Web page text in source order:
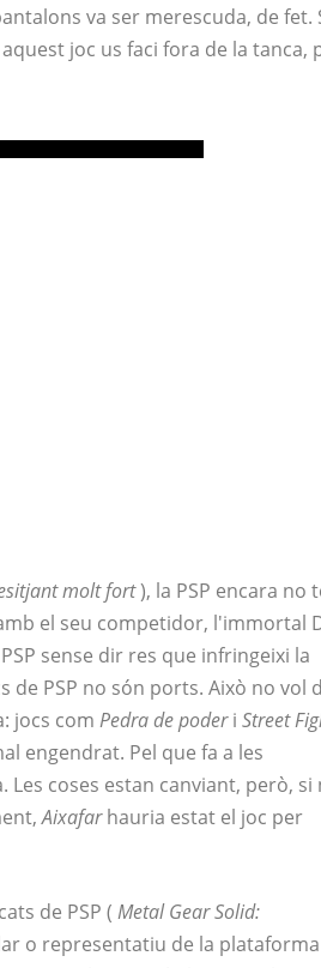
va ser merescuda, de fet.
joc us faci fora de la tanca,
molt fort), la PSP encara no
el seu competidor, l'immortal
sense dir res que infringeixi la
de PSP no són ports. Això no vol
jocs com Pedra de poderi Street
engendrat. Pel que fa a les
Les coses estan canviant, però, si
Aixafarhauria estat el joc per
de PSP ( Metal Gear Solid:
o representatiu de la